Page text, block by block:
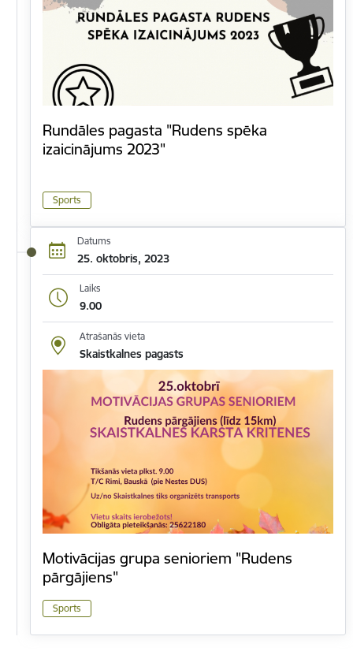
Rundāles pagasta "Rudens spēka
izaicinājums 2023"
Sports
Datums
25. oktobris, 2023
Laiks
9.00
Atrašanās vieta
Skaistkalnes pagasts
Motivācijas grupa senioriem "Rudens
pārgājiens"
Sports